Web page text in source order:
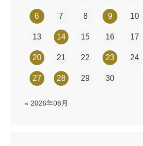
6 7 8 9 10
13 14 15 16 17
20 21 22 23 24
27 28 29 30
« 2026年08月